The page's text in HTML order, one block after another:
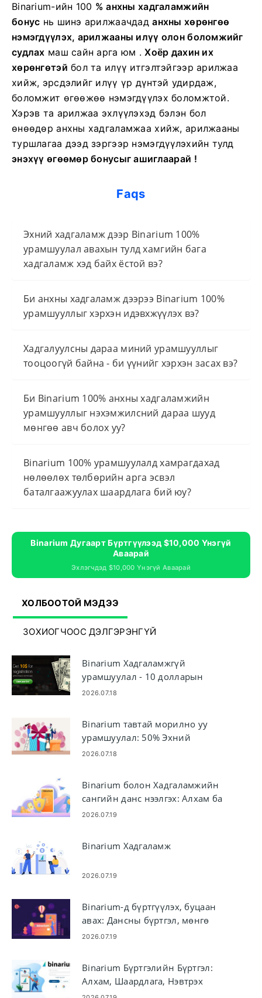
Binarium-ийн 100 % анхны хадгаламжийн
бонус нь шинэ арилжаачдаданхны хөрөнгөө
нэмэгдүүлэх, арилжааны илүү олон боломжийг
судлах маш сайн арга юм .Хоёр дахин их
хөрөнгөтэй бол та илүү итгэлтэйгээр арилжаа
хийж, эрсдэлийг илүү үр дүнтэй удирдаж,
боломжит өгөөжөө нэмэгдүүлэх боломжтой.
Хэрэв та арилжаа эхлүүлэхэд бэлэн бол
өнөөдөр анхны хадгаламжаа хийж, арилжааны
туршлагаа дээд зэргээр нэмэгдүүлэхийн тулд
энэхүү өгөөмөр бонусыг ашиглаарай !
Faqs
Эхний хадгаламж дээр Binarium 100%
урамшуулал авахын тулд хамгийн бага
хадгаламж хэд байх ёстой вэ?
Би анхны хадгаламж дээрээ Binarium 100%
урамшууллыг хэрхэн идэвхжүүлэх вэ?
Хадгалуулсны дараа миний урамшууллыг
тооцоогүй байна - би үүнийг хэрхэн засах вэ?
Би Binarium 100% анхны хадгаламжийн
урамшууллыг нэхэмжилсний дараа шууд
мөнгөө авч болох уу?
Binarium 100% урамшуулалд хамрагдахад
нөлөөлөх төлбөрийн арга эсвэл
баталгаажуулах шаардлага бий юу?
Binarium Дугаарт Бүртгүүлээд $10,000 Үнэгүй
Аваарай
Эхлэгчдэд $10,000 Үнэгүй Аваарай
ХОЛБООТОЙ МЭДЭЭ
ЗОХИОГЧООС ДЭЛГЭРЭНГҮЙ
Binarium Хадгаламжгүй
урамшуулал - 10 долларын
чөлөөт арилжааны зээл авахыг
2026.07.18
Binarium тавтай морилно уу
урамшуулал: 50% Эхний
хадгаламж - Эрх ба дүрэм
2026.07.18
Binarium болон Хадгаламжийн
сангийн данс нээлгэх: Алхам ба
шаардлага
2026.07.19
Binarium Хадгаламж
2026.07.19
Binarium-д бүртгүүлэх, буцаан
авах: Дансны бүртгэл, мөнгө
авах алхамууд
2026.07.19
Binarium Бүртгэлийн Бүртгэл:
Алхам, Шаардлага, Нэвтрэх